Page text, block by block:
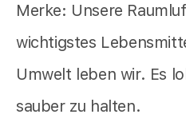
Merke: Unsere
wichtigstes
Umwelt leben wir. Es
sauber zu halten.